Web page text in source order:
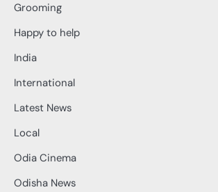
Grooming
Happy to help
India
International
Latest News
Local
Odia Cinema
Odisha News